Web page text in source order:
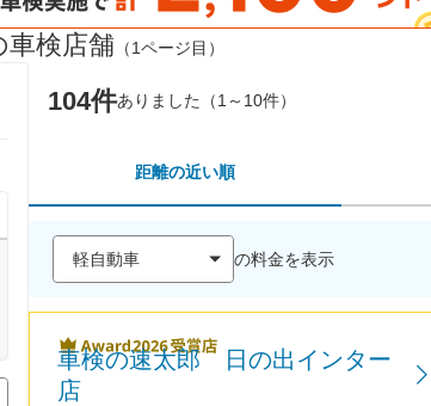
車検店舗 （1ページ目）
104件ありました（1～10件）
距離の近い順
の料金を表示
車検の速太郎 日の出インター
店